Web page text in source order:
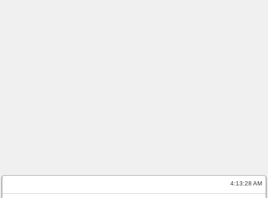
4:13:28 AM